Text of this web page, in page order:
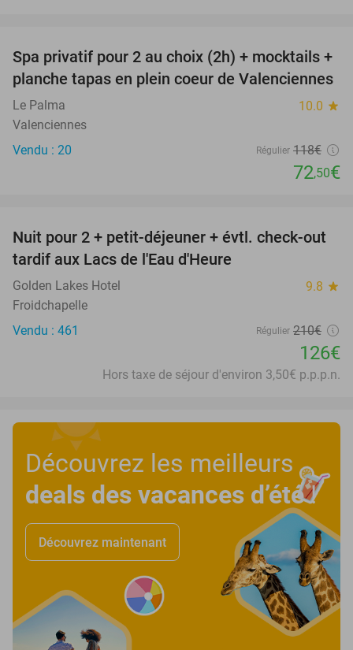
39%
Spa privatif pour 2 au choix (2h) + mocktails +
planche tapas en plein coeur de Valenciennes
Le Palma 10.0 star
Valenciennes
Vendu : 20
Régulier 118€
72,50€
40%
Nuit pour 2 + petit-déjeuner + évtl. check-out
tardif aux Lacs de l'Eau d'Heure
Golden Lakes Hotel 9.8 star
Froidchapelle
Vendu : 461
Régulier 210€
126€
Hors taxe de séjour d'environ 3,50€ p.p.p.n.
Découvrez les meilleurs
deals des vacances d’été!
Découvrez maintenant